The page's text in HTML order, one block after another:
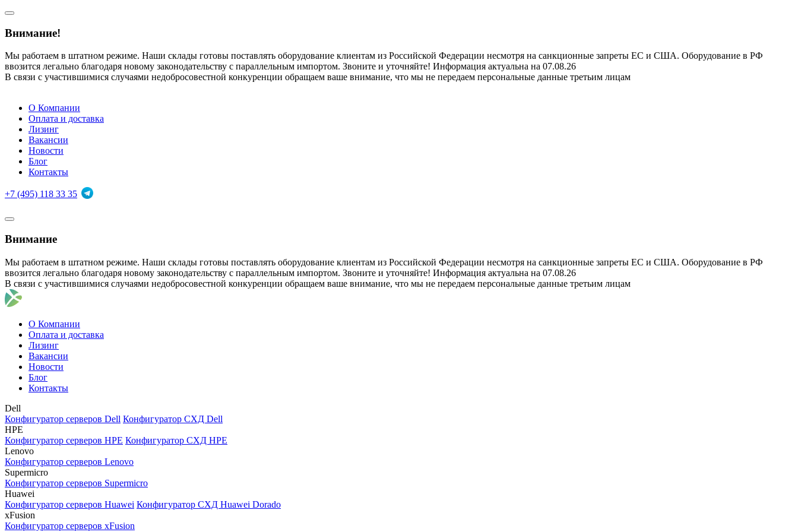
Внимание!
Мы работаем в штатном режиме. Наши склады готовы поставлять оборудование клиентам из Российской Федерации несмотря на санкционные запреты ЕС и США. Оборудование в РФ
ввозится легально благодаря новому законодательству с параллельным импортом. Звоните и уточняйте! Информация актуальна на 07.08.26
В связи с участившимися случаями недобросовестной конкуренции обращаем ваше внимание, что мы не передаем персональные данные третьим лицам
О Компании
Оплата и доставка
Лизинг
Вакансии
Новости
Блог
Контакты
+7 (495) 118 33 35
Внимание
Мы работаем в штатном режиме. Наши склады готовы поставлять оборудование клиентам из Российской Федерации несмотря на санкционные запреты ЕС и США. Оборудование в РФ
ввозится легально благодаря новому законодательству с параллельным импортом. Звоните и уточняйте! Информация актуальна на 07.08.26
В связи с участившимися случаями недобросовестной конкуренции обращаем ваше внимание, что мы не передаем персональные данные третьим лицам
О Компании
Оплата и доставка
Лизинг
Вакансии
Новости
Блог
Контакты
Dell
Конфигуратор серверов Dell Конфигуратор СХД Dell
HPE
Конфигуратор серверов HPE Конфигуратор СХД HPE
Lenovo
Конфигуратор серверов Lenovo
Supermicro
Конфигуратор серверов Supermicro
Huawei
Конфигуратор серверов Huawei Конфигуратор СХД Huawei Dorado
xFusion
Конфигуратор серверов xFusion